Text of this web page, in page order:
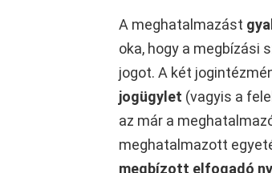
A meghatalmazást
oka, hogy a megbízási
jogot. A két
jogügylet (vagyis a
az már a
meghatalmazott
megbízott elfogadó